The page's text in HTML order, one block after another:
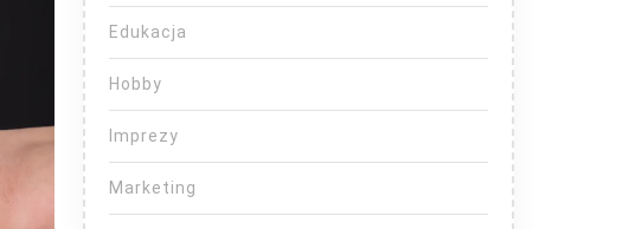
Edukacja
Hobby
Imprezy
Marketing